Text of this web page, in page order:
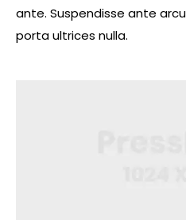
ante. Suspendisse ante
porta ultrices nulla.